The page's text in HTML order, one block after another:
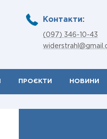
Контакти:
(097) 346-10-43
ПРОЄКТИ НОВИНИ